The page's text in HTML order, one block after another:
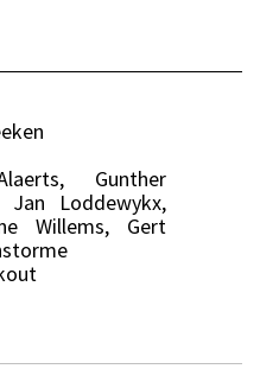
Gunther
Jan Loddewykx,
Willems, Gert